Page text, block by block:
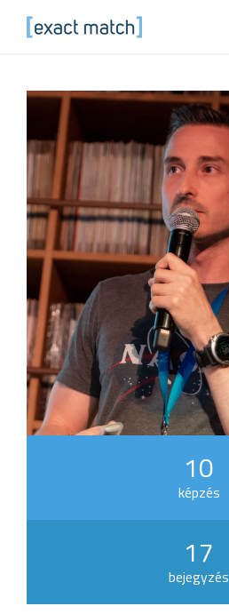
10
képzés
17
bejegyzés